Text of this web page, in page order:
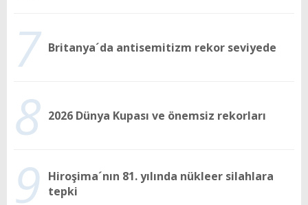
7 Britanya´da antisemitizm rekor seviyede
8 2026 Dünya Kupası ve önemsiz rekorları
9
Hiroşima´nın 81. yılında nükleer silahlara
tepki